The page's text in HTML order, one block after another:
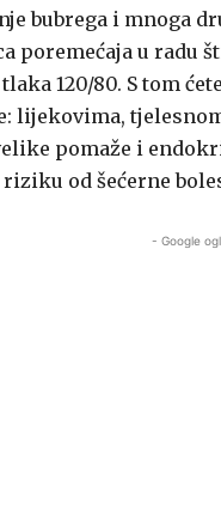
bubrega i mnoga
poremećaja u radu
120/80. S tom
lijekovima,
pomaže i
od šećerne
- Google